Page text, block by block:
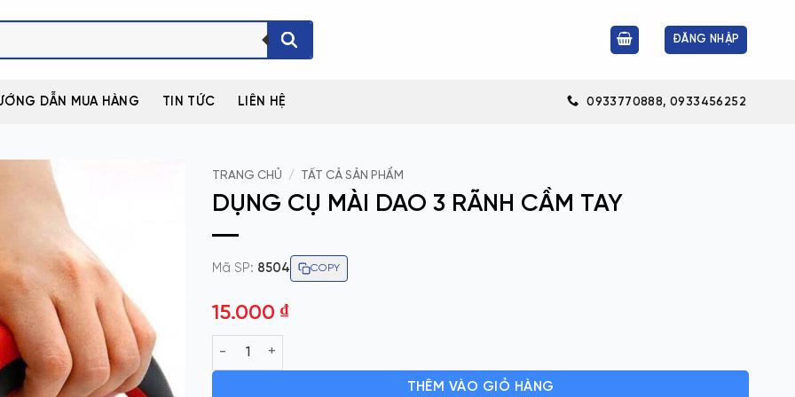
ĐĂNG NHẬP
DẪN MUA HÀNG TIN TỨC LIÊN HỆ 0933770888, 0933456252
TRANG CHỦ / TẤT CẢ SẢN PHẨM
DỤNG CỤ MÀI DAO 3 RÃNH CẦM TAY
Mã SP: 8504 COPY
15.000 ₫
DỤNG CỤ MÀI DAO 3 RÃNH CẦM TAY số lượng
THÊM VÀO GIỎ HÀNG